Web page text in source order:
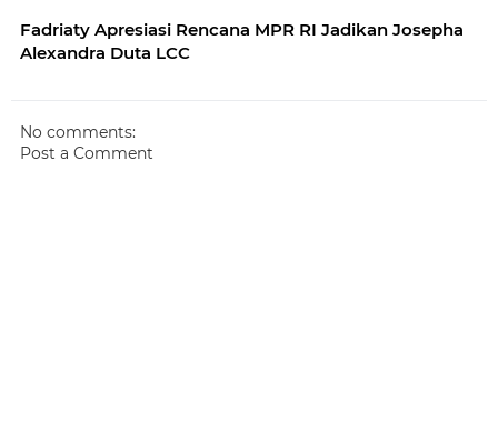
Fadriaty Apresiasi Rencana MPR RI Jadikan Josepha
Alexandra Duta LCC
No comments:
Post a Comment